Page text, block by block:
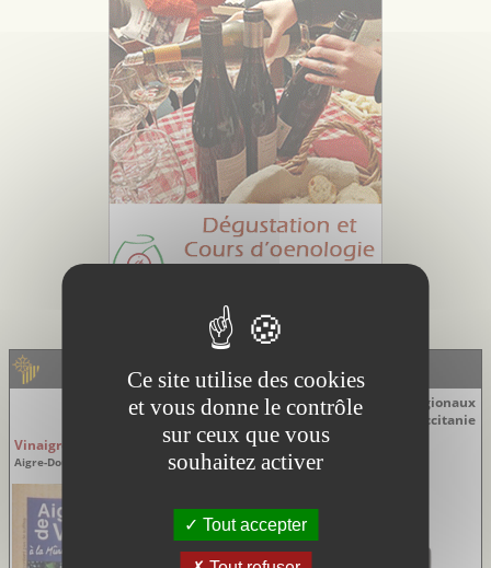
LA BOUTIQUE - EscapadesLR
Découvrez notre sélection de produits régionaux
du Languedoc-Roussillon en Occitanie
Vinaigres
Aigre-Doux Sud Cévennes
Vinaigres
Aigre-Doux Sud Cévennes
Ce site utilise des cookies
et vous donne le contrôle
sur ceux que vous
souhaitez activer
Tout accepter